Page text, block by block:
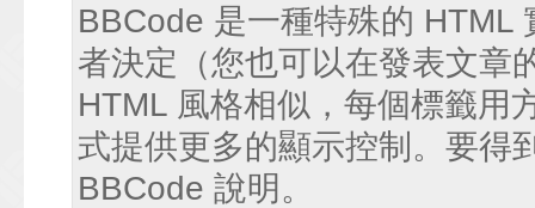
BBCode 是一種特殊的 HTML
者決定（您也可以在發表文章
HTML 風格相似，每個標籤用
式提供更多的顯示控制。要得
BBCode 說明。